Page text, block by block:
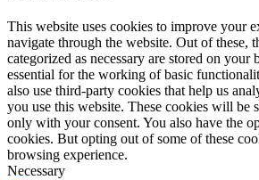
This website uses cookies to improve your
navigate through the website. Out of these,
categorized as necessary are stored on your
essential for the working of basic
also use third-party cookies that help us
you use this website. These cookies will be
only with your consent. You also have the
cookies. But opting out of some of these
browsing experience.
Necessary